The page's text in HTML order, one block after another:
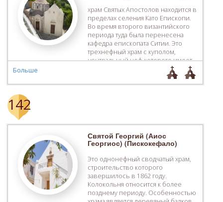
храм Святых Апостолов находится в
пределах селения Като Епископи.
Во время второго византийского
периода туда была перенесена
кафедра епископата Ситии. Это
трехнефный храм с куполом,
центральный неф которого имеет
опирающийся на чередующиеся
своды и бесформенные угловые
апсидами. […]
Больше
142
Святой Георгий (Аиос
Георгиос) (Пискокефало)
Это однонефный сводчатый храм,
строительство которого
завершилось в 1862 году.
Колокольня относится к более
позднему периоду. Особенностью